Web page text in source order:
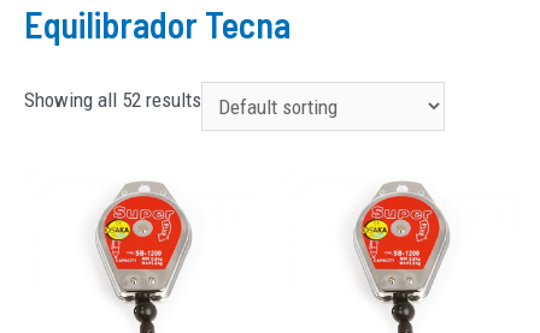
Equilibrador Tecna
Showing all 52 results